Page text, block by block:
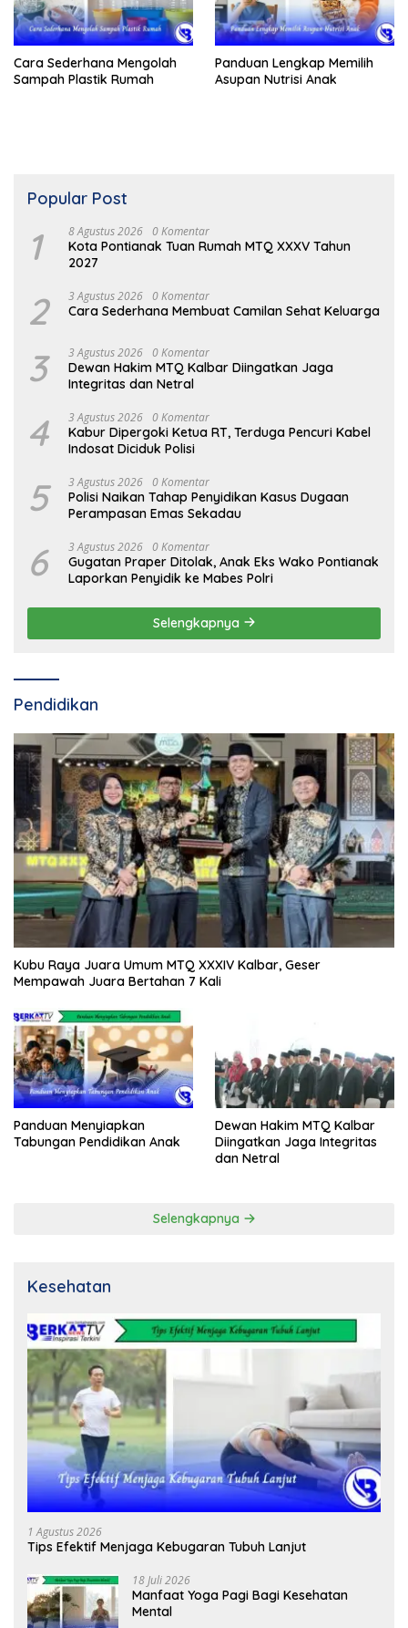
Cara Sederhana Mengolah
Sampah Plastik Rumah
Panduan Lengkap Memilih
Asupan Nutrisi Anak
Popular Post
1 8 Agustus 2026 0 Komentar
Kota Pontianak Tuan Rumah MTQ XXXV Tahun
2027
2 3 Agustus 2026 0 Komentar
Cara Sederhana Membuat Camilan Sehat Keluarga
3 3 Agustus 2026 0 Komentar
Dewan Hakim MTQ Kalbar Diingatkan Jaga
Integritas dan Netral
4 3 Agustus 2026 0 Komentar
Kabur Dipergoki Ketua RT, Terduga Pencuri Kabel
Indosat Diciduk Polisi
5 3 Agustus 2026 0 Komentar
Polisi Naikan Tahap Penyidikan Kasus Dugaan
Perampasan Emas Sekadau
6 3 Agustus 2026 0 Komentar
Gugatan Praper Ditolak, Anak Eks Wako Pontianak
Laporkan Penyidik ke Mabes Polri
Selengkapnya
Pendidikan
Kubu Raya Juara Umum MTQ XXXIV Kalbar, Geser
Mempawah Juara Bertahan 7 Kali
Panduan Menyiapkan
Tabungan Pendidikan Anak
Dewan Hakim MTQ Kalbar
Diingatkan Jaga Integritas
dan Netral
Selengkapnya
Kesehatan
1 Agustus 2026
Tips Efektif Menjaga Kebugaran Tubuh Lanjut
18 Juli 2026
Manfaat Yoga Pagi Bagi Kesehatan
Mental